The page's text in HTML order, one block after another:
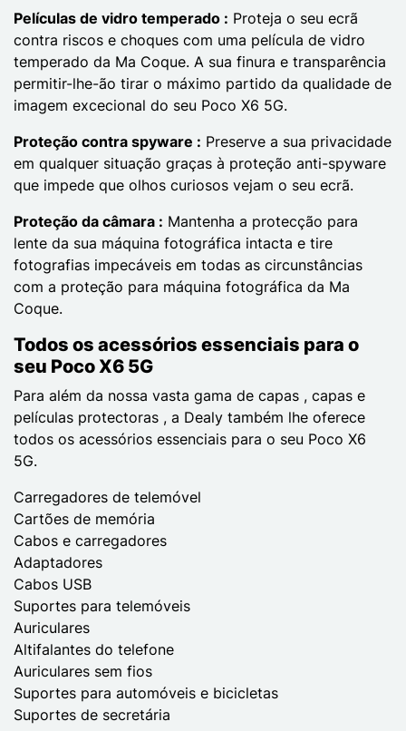
Películas de vidro temperado : Proteja o seu ecrã
contra riscos e choques com uma película de vidro
temperado da Ma Coque. A sua finura e transparência
permitir-lhe-ão tirar o máximo partido da qualidade de
imagem excecional do seu Poco X6 5G.
Proteção contra spyware : Preserve a sua privacidade
em qualquer situação graças à proteção anti-spyware
que impede que olhos curiosos vejam o seu ecrã.
Proteção da câmara : Mantenha a protecção para
lente da sua máquina fotográfica intacta e tire
fotografias impecáveis em todas as circunstâncias
com a proteção para máquina fotográfica da Ma
Coque.
Todos os acessórios essenciais para o
seu Poco X6 5G
Para além da nossa vasta gama de capas , capas e
películas protectoras , a Dealy também lhe oferece
todos os acessórios essenciais para o seu Poco X6
5G.
Carregadores de telemóvel
Cartões de memória
Cabos e carregadores
Adaptadores
Cabos USB
Suportes para telemóveis
Auriculares
Altifalantes do telefone
Auriculares sem fios
Suportes para automóveis e bicicletas
Suportes de secretária